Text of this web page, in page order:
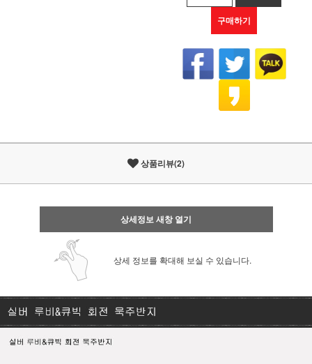
구매하기
상품리뷰(2)
상세정보 새창 열기
상세 정보를 확대해 보실 수 있습니다.